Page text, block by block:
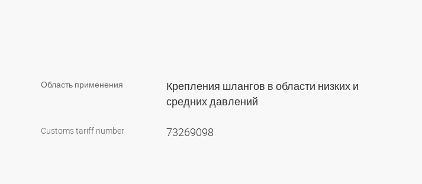
Область применения
Крепления шлангов в области низких и
средних давлений
Customs tariff number 73269098